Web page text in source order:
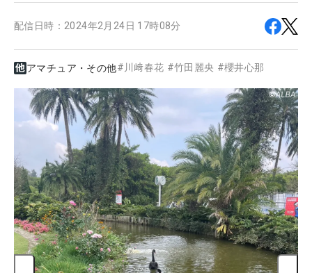
配信日時： 2024年2月24日 17時08分
アマチュア・その他#川﨑春花 #竹田麗央 #櫻井心那